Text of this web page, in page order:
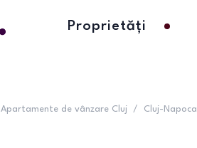
Proprietăți
Apartamente de vânzare Cluj / Cluj-Napoca